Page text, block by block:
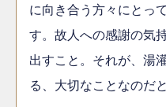
に向き合う方々にとっ
す。故人への感謝の気
出すこと。それが、湯
る、大切なことなのだ